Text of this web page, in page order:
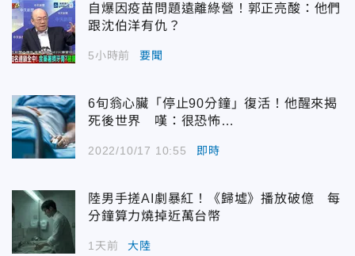
自爆因疫苗問題遠離綠營！郭正亮酸：他們
跟沈伯洋有仇？
5小時前 要聞
6旬翁心臟「停止90分鐘」復活！他醒來揭
死後世界 嘆：很恐怖…
2022/10/17 10:55 即時
陸男手搓AI劇暴紅！《歸墟》播放破億 每
分鐘算力燒掉近萬台幣
1天前 大陸